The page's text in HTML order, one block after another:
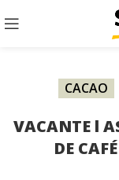
CACAO
VACANTE l
DE